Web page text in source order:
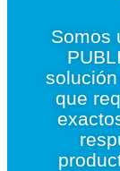
Somos
que